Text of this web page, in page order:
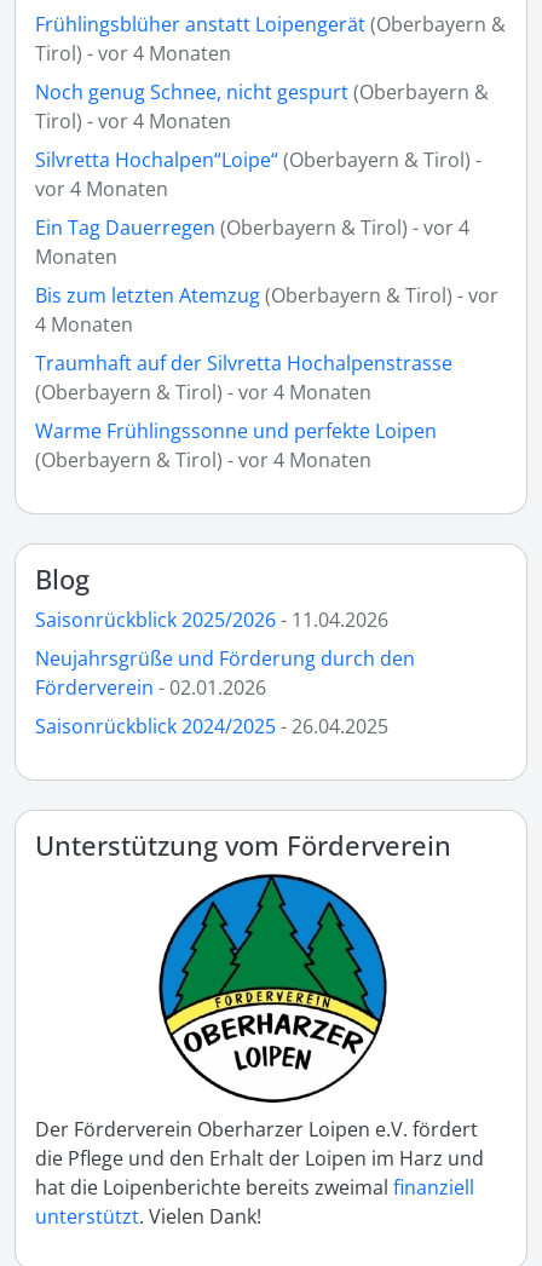
Frühlingsblüher anstatt Loipengerät(Oberbayern &
Tirol) - vor 4 Monaten
Noch genug Schnee, nicht gespurt(Oberbayern &
Tirol) - vor 4 Monaten
Silvretta Hochalpen“Loipe“(Oberbayern & Tirol) -
vor 4 Monaten
Ein Tag Dauerregen (Oberbayern & Tirol) - vor 4
Monaten
Bis zum letzten Atemzug(Oberbayern & Tirol) - vor
4 Monaten
Traumhaft auf der Silvretta Hochalpenstrasse
(Oberbayern & Tirol) - vor 4 Monaten
Warme Frühlingssonne und perfekte Loipen
(Oberbayern & Tirol) - vor 4 Monaten
Blog
Saisonrückblick 2025/2026- 11.04.2026
Neujahrsgrüße und Förderung durch den
Förderverein - 02.01.2026
Saisonrückblick 2024/2025- 26.04.2025
Unterstützung vom Förderverein
Der Förderverein Oberharzer Loipen e.V. fördert
die Pflege und den Erhalt der Loipen im Harz und
hat die Loipenberichte bereits zweimal finanziell
unterstützt. Vielen Dank!